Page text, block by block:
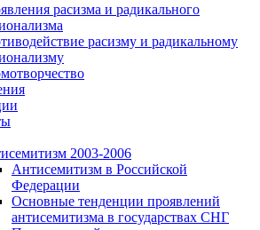
расизма и радикального
расизму и радикальному
2003-2006
Антисемитизм в Российской
Федерации
Основные тенденции проявлений
антисемитизма в государствах СНГ